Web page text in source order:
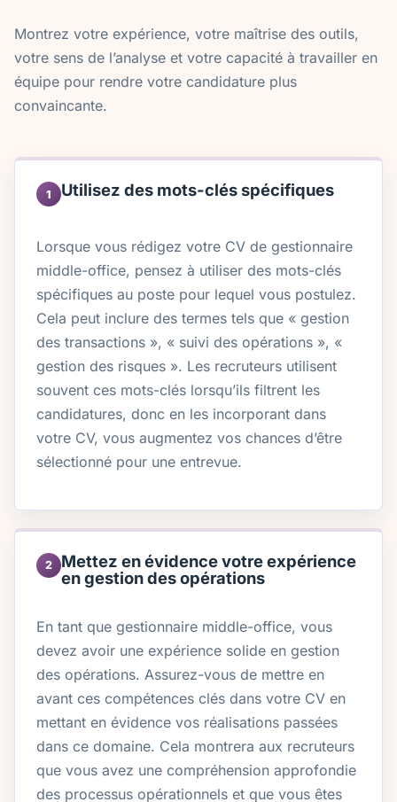
Montrez votre expérience, votre maîtrise des outils,
votre sens de l’analyse et votre capacité à travailler en
équipe pour rendre votre candidature plus
convaincante.
1 Utilisez des mots-clés spécifiques
Lorsque vous rédigez votre CV de gestionnaire
middle-office, pensez à utiliser des mots-clés
spécifiques au poste pour lequel vous postulez.
Cela peut inclure des termes tels que « gestion
des transactions », « suivi des opérations », «
gestion des risques ». Les recruteurs utilisent
souvent ces mots-clés lorsqu’ils filtrent les
candidatures, donc en les incorporant dans
votre CV, vous augmentez vos chances d’être
sélectionné pour une entrevue.
2
Mettez en évidence votre expérience
en gestion des opérations
En tant que gestionnaire middle-office, vous
devez avoir une expérience solide en gestion
des opérations. Assurez-vous de mettre en
avant ces compétences clés dans votre CV en
mettant en évidence vos réalisations passées
dans ce domaine. Cela montrera aux recruteurs
que vous avez une compréhension approfondie
des processus opérationnels et que vous êtes